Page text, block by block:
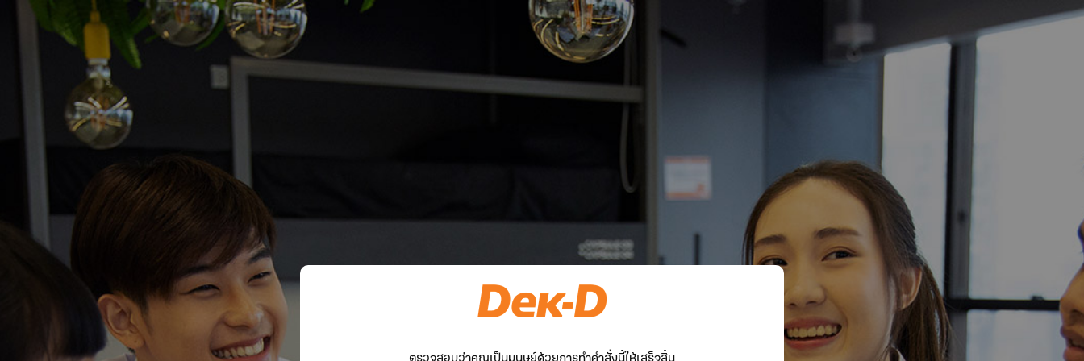
ตรวจสอบว่าคุณเป็นมนุษย์ด้วยการทำคำสั่งนี้ให้เสร็จสิ้น